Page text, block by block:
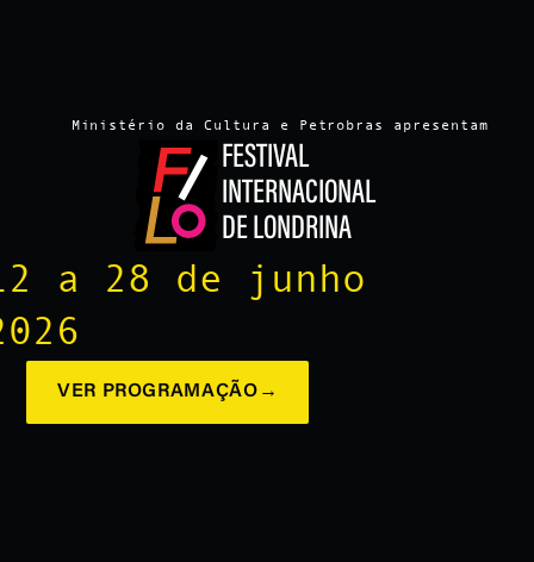
Ministério da Cultura e Petrobras apresentam
FESTIVAL
INTERNACIONAL
DE LONDRINA
a 28 de junho
VER PROGRAMAÇÃO →